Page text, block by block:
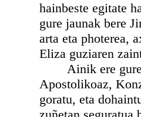
hainbeste egitate
gure jaunak bere
arta eta photerea,
Eliza guziaren
Ainik ere gure
Apostolikoaz,
goratu, eta